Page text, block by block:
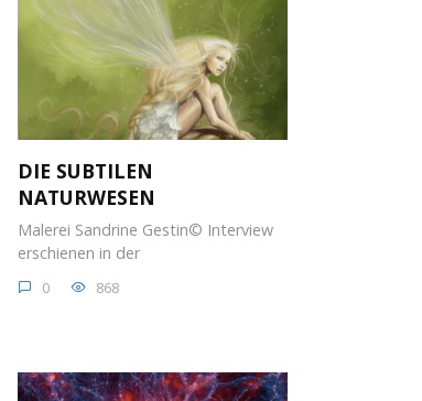
DIE SUBTILEN
NATURWESEN
Malerei Sandrine Gestin© Interview
erschienen in der
0 868